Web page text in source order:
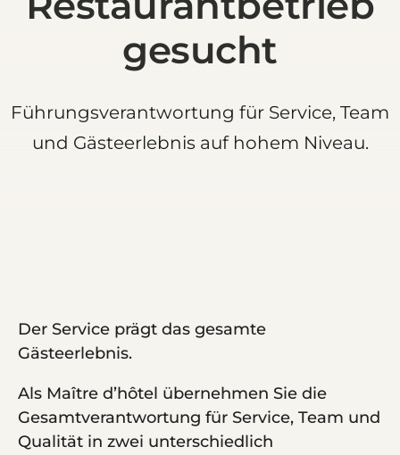
gesucht
Führungsverantwortung für Service, Team
und Gästeerlebnis auf hohem Niveau.
Der Service prägt das gesamte
Gästeerlebnis.
Als Maître d’hôtel übernehmen Sie die
Gesamtverantwortung für Service, Team und
Qualität in zwei unterschiedlich